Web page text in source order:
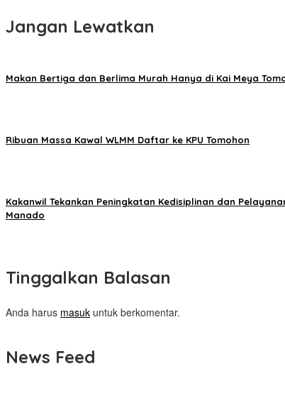
Jangan Lewatkan
Makan Bertiga dan Berlima Murah Hanya di Kai Meya
Ribuan Massa Kawal WLMM Daftar ke KPU Tomohon
Kakanwil Tekankan Peningkatan Kedisiplinan dan
Manado
Tinggalkan Balasan
Anda harus masuk untuk berkomentar.
News Feed